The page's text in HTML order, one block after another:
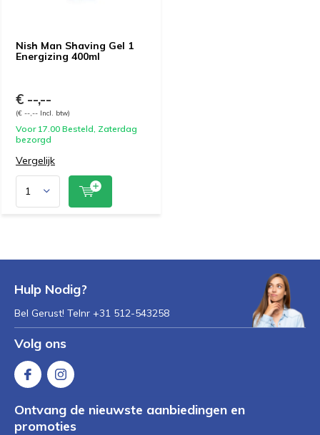
Nish Man Shaving Gel 1
Energizing 400ml
€ --,--
(€ --,-- Incl. btw)
Voor 17.00 Besteld, Zaterdag
bezorgd
Vergelijk
Hulp Nodig?
Bel Gerust! Telnr +31 512-543258
Volg ons
Ontvang de nieuwste aanbiedingen en
promoties